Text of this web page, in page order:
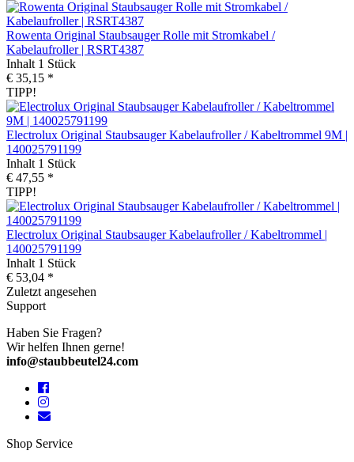
Rowenta Original Staubsauger Rolle mit Stromkabel /
Kabelaufroller | RSRT4387
Inhalt 1 Stück
€ 35,15 *
TIPP!
Electrolux Original Staubsauger Kabelaufroller / Kabeltrommel 9M |
140025791199
Inhalt 1 Stück
€ 47,55 *
TIPP!
Electrolux Original Staubsauger Kabelaufroller / Kabeltrommel |
140025791199
Inhalt 1 Stück
€ 53,04 *
Zuletzt angesehen
Support
Haben Sie Fragen?
Wir helfen Ihnen gerne!
info@staubbeutel24.com
Shop Service